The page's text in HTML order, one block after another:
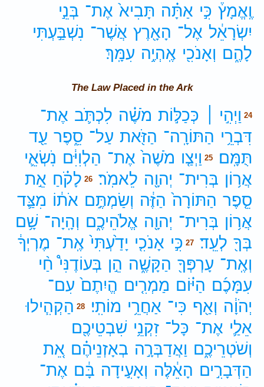
וֶֽאֱמָץ֒ כִּ֣י אַתָּ֗ה תָּבִיא֙ אֶת־ בְּנֵ֣י
יִשְׂרָאֵ֔ל אֶל־ הָאָ֖רֶץ אֲשֶׁר־ נִשְׁבַּ֣עְתִּי
לָהֶ֑ם וְאָנֹכִ֖י אֶֽהְיֶ֥ה עִמָּֽךְ׃
The Law Placed in the Ark
24 וַיְהִ֣י ׀ כְּכַלּ֣וֹת מֹשֶׁ֗ה לִכְתֹּ֛ב אֶת־
דִּבְרֵ֥י הַתּוֹרָֽה־ הַזֹּ֖את עַל־ סֵ֑פֶר עַ֖ד
תֻּמָּֽם׃
25 וַיְצַ֤ו מֹשֶׁה֙ אֶת־ הַלְוִיִּ֔ם נֹֽשְׂאֵ֛י
אֲר֥וֹן בְּרִית־ יְהוָ֖ה לֵאמֹֽר׃ 26 לָקֹ֗חַ אֵ֣ת
סֵ֤פֶר הַתּוֹרָה֙ הַזֶּ֔ה וְשַׂמְתֶּ֣ם אֹת֔וֹ מִצַּ֛ד
אֲר֥וֹן בְּרִית־ יְהוָ֖ה אֱלֹהֵיכֶ֑ם וְהָֽיָה־ שָׁ֥ם
בְּךָ֖ לְעֵֽד׃ 27 כִּ֣י אָנֹכִ֤י יָדַ֙עְתִּי֙ אֶֽת־ מֶרְיְךָ֔
וְאֶֽת־ עָרְפְּךָ֖ הַקָּשֶׁ֑ה הֵ֣ן בְּעוֹדֶנִּי֩ חַ֨י
עִמָּכֶ֜ם הַיּ֗וֹם מַמְרִ֤ים הֱיִתֶם֙ עִם־
יְהֹוָ֔ה וְאַ֖ף כִּי־ אַחֲרֵ֥י מוֹתִֽי׃ 28 הַקְהִ֧ילוּ
אֵלַ֛י אֶת־ כָּל־ זִקְנֵ֥י שִׁבְטֵיכֶ֖ם
וְשֹׁטְרֵיכֶ֑ם וַאֲדַבְּרָ֣ה בְאָזְנֵיהֶ֗ם אֵ֚ת
הַדְּבָרִ֣ים הָאֵ֔לֶּה וְאָעִ֣ידָה בָּ֔ם אֶת־